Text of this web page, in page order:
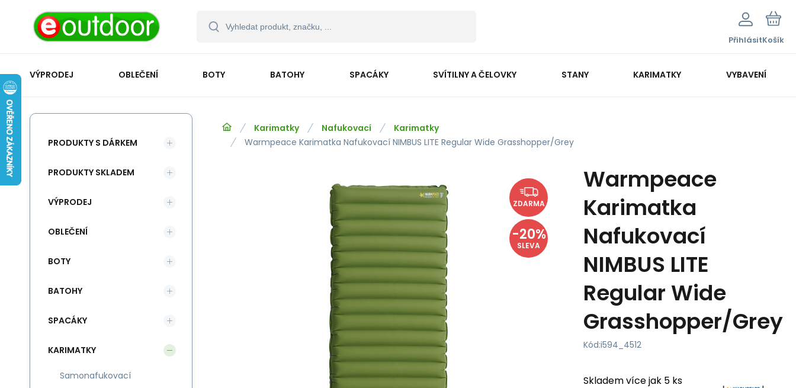
PřihlásitKošík
VÝPRODEJ OBLEČENÍ BOTY BATOHY SPACÁKY SVÍTILNY A ČELOVKY STANY KARIMATKY VYBAVENÍ
Karimatky Nafukovací
Karimatky
Warmpeace Karimatka Nafukovací NIMBUS LITE Regular Wide Grasshopper/Grey
ZDARMA
-20%
SLEVA
Warmpeace
Karimatka
Nafukovací
NIMBUS LITE
Regular Wide
Grasshopper/Grey
Kód:i594_4512
Skladem více jak 5 ks
PRODUKTY S DÁRKEM
PRODUKTY SKLADEM
VÝPRODEJ
OBLEČENÍ
BOTY
BATOHY
SPACÁKY
KARIMATKY
Samonafukovací